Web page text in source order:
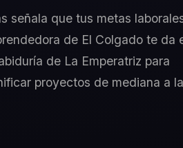
señala que tus metas
de El Colgado te da
de La Emperatriz para
proyectos de mediana a